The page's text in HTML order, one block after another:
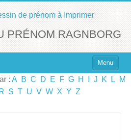
de prénom à Imprimer
PRÉNOM RAGNBORG
Menu
: A B C D E F G H J K L
M
R S T U V W X Y Z